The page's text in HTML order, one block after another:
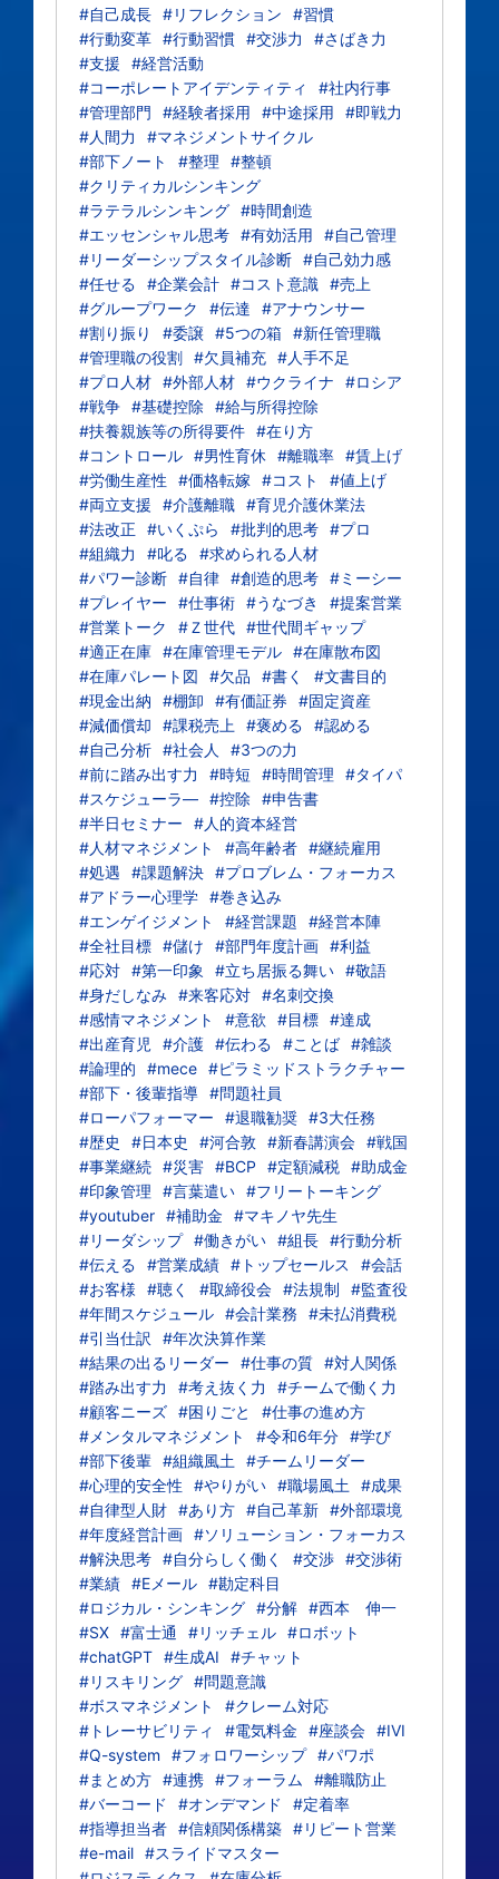
#自己成長 #リフレクション
#習慣
#行動変革 #行動習慣 #交渉力
#さばき力
#支援
#経営活動
#コーポレートアイデンティティ
#社内行事
#管理部門
#経験者採用 #中途採用
#即戦力
#人間力
#マネジメントサイクル
#部下ノート
#整理
#整頓
#クリティカルシンキング
#ラテラルシンキング #時間創造
#エッセンシャル思考 #有効活用
#自己管理
#リーダーシップスタイル診断 #自己効力感
#任せる
#企業会計 #コスト意識 #売上
#グループワーク
#伝達
#アナウンサー
#割り振り
#委譲 #5つの箱 #新任管理職
#管理職の役割 #欠員補充 #人手不足
#プロ人材 #外部人材 #ウクライナ
#ロシア
#戦争 #基礎控除
#給与所得控除
#扶養親族等の所得要件 #在り方
#コントロール #男性育休 #離職率 #賃上げ
#労働生産性
#価格転嫁 #コスト
#値上げ
#両立支援
#介護離職 #育児介護休業法
#法改正
#いくぷら #批判的思考 #プロ
#組織力
#叱る
#求められる人材
#パワー診断 #自律 #創造的思考 #ミーシー
#プレイヤー
#仕事術 #うなづき
#提案営業
#営業トーク
#Ｚ世代 #世代間ギャップ
#適正在庫 #在庫管理モデル #在庫散布図
#在庫パレート図
#欠品 #書く
#文書目的
#現金出納
#棚卸 #有価証券
#固定資産
#減価償却
#課税売上 #褒める
#認める
#自己分析 #社会人
#3つの力
#前に踏み出す力
#時短 #時間管理
#タイパ
#スケジューラ― #控除
#申告書
#半日セミナー
#人的資本経営
#人材マネジメント
#高年齢者 #継続雇用
#処遇
#課題解決 #プロブレム・フォーカス
#アドラー心理学 #巻き込み
#エンゲイジメント
#経営課題
#経営本陣
#全社目標 #儲け #部門年度計画 #利益
#応対 #第一印象 #立ち居振る舞い #敬語
#身だしなみ #来客応対 #名刺交換
#感情マネジメント
#意欲 #目標 #達成
#出産育児
#介護 #伝わる #ことば #雑談
#論理的
#mece #ピラミッドストラクチャー
#部下・後輩指導 #問題社員
#ローパフォーマー
#退職勧奨 #3大任務
#歴史
#日本史 #河合敦 #新春講演会 #戦国
#事業継続 #災害 #BCP #定額減税 #助成金
#印象管理
#言葉遣い #フリートーキング
#youtuber #補助金
#マキノヤ先生
#リーダシップ #働きがい #組長 #行動分析
#伝える
#営業成績 #トップセールス
#会話
#お客様
#聴く #取締役会 #法規制
#監査役
#年間スケジュール #会計業務
#未払消費税
#引当仕訳
#年次決算作業
#結果の出るリーダー
#仕事の質 #対人関係
#踏み出す力
#考え抜く力
#チームで働く力
#顧客ニーズ #困りごと
#仕事の進め方
#メンタルマネジメント
#令和6年分 #学び
#部下後輩 #組織風土
#チームリーダー
#心理的安全性
#やりがい #職場風土
#成果
#自律型人財 #あり方 #自己革新 #外部環境
#年度経営計画 #ソリューション・フォーカス
#解決思考 #自分らしく働く #交渉 #交渉術
#業績 #Eメール #勘定科目
#ロジカル・シンキング #分解 #西本 伸一
#SX #富士通 #リッチェル #ロボット
#chatGPT #生成AI
#チャット
#リスキリング #問題意識
#ボスマネジメント
#クレーム対応
#トレーサビリティ
#電気料金 #座談会 #IVI
#Q-system
#フォロワーシップ #パワポ
#まとめ方 #連携 #フォーラム
#離職防止
#バーコード
#オンデマンド
#定着率
#指導担当者 #信頼関係構築 #リピート営業
#e-mail #スライドマスター